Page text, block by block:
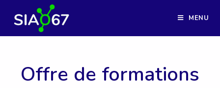
MENU
Offre de formations